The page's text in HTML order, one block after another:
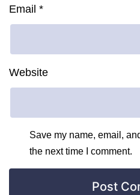
Email *
Website
Save my name, email,
the next time I comment.